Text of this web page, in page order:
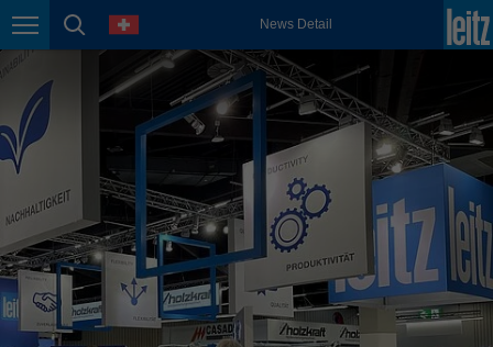
Seitennavigation
Seitensuche
Sprache News Detail
México
español
Nederland
nederlands
Österreich
deutsch
Polska
polski
Portugal
português